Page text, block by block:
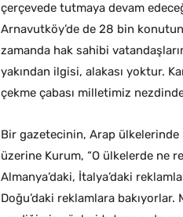
çerçevede tutmaya devam
Arnavutköy’de de 28 bin
zamanda hak sahibi
yakından ilgisi, alakası yoktur.
çekme çabası milletimiz nezdinde
Bir gazetecinin, Arap ülkelerinde
üzerine Kurum, “O ülkelerde ne
Almanya’daki, İtalya’daki
Doğu’daki reklamlara